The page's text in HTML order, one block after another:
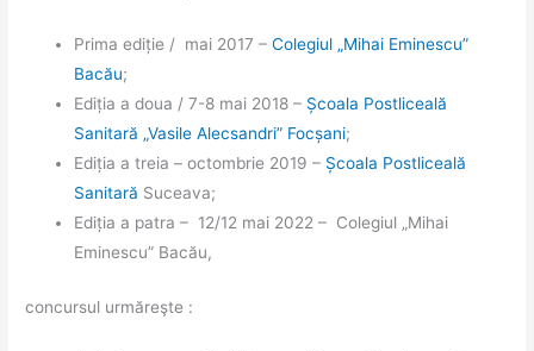
Prima ediție / mai 2017 –Colegiul „Mihai Eminescu”
Bacău;
Ediția a doua / 7-8 mai 2018 – Școala Postliceală
Sanitară „Vasile Alecsandri” Focșani;
Ediția a treia – octombrie 2019 – Școala Postliceală
Sanitară Suceava;
Ediția a patra – 12/12 mai 2022 – Colegiul „Mihai
Eminescu” Bacău,
concursul urmăreşte :